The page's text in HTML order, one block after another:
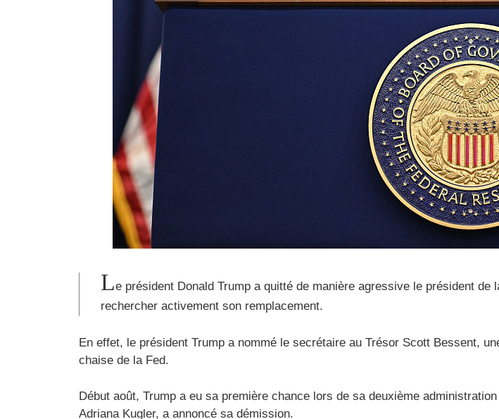
Le président Donald Trump a quitté de manière agressive le président
rechercher activement son remplacement.
En effet, le président Trump a nommé le secrétaire au Trésor Scott Bessent,
chaise de la Fed.
Début août, Trump a eu sa première chance lors de sa deuxième
Adriana Kugler, a annoncé sa démission.